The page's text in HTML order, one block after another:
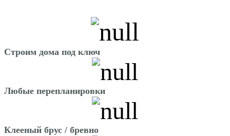
Строим дома под ключ
Любые перепланировки
Клееный брус / бревно